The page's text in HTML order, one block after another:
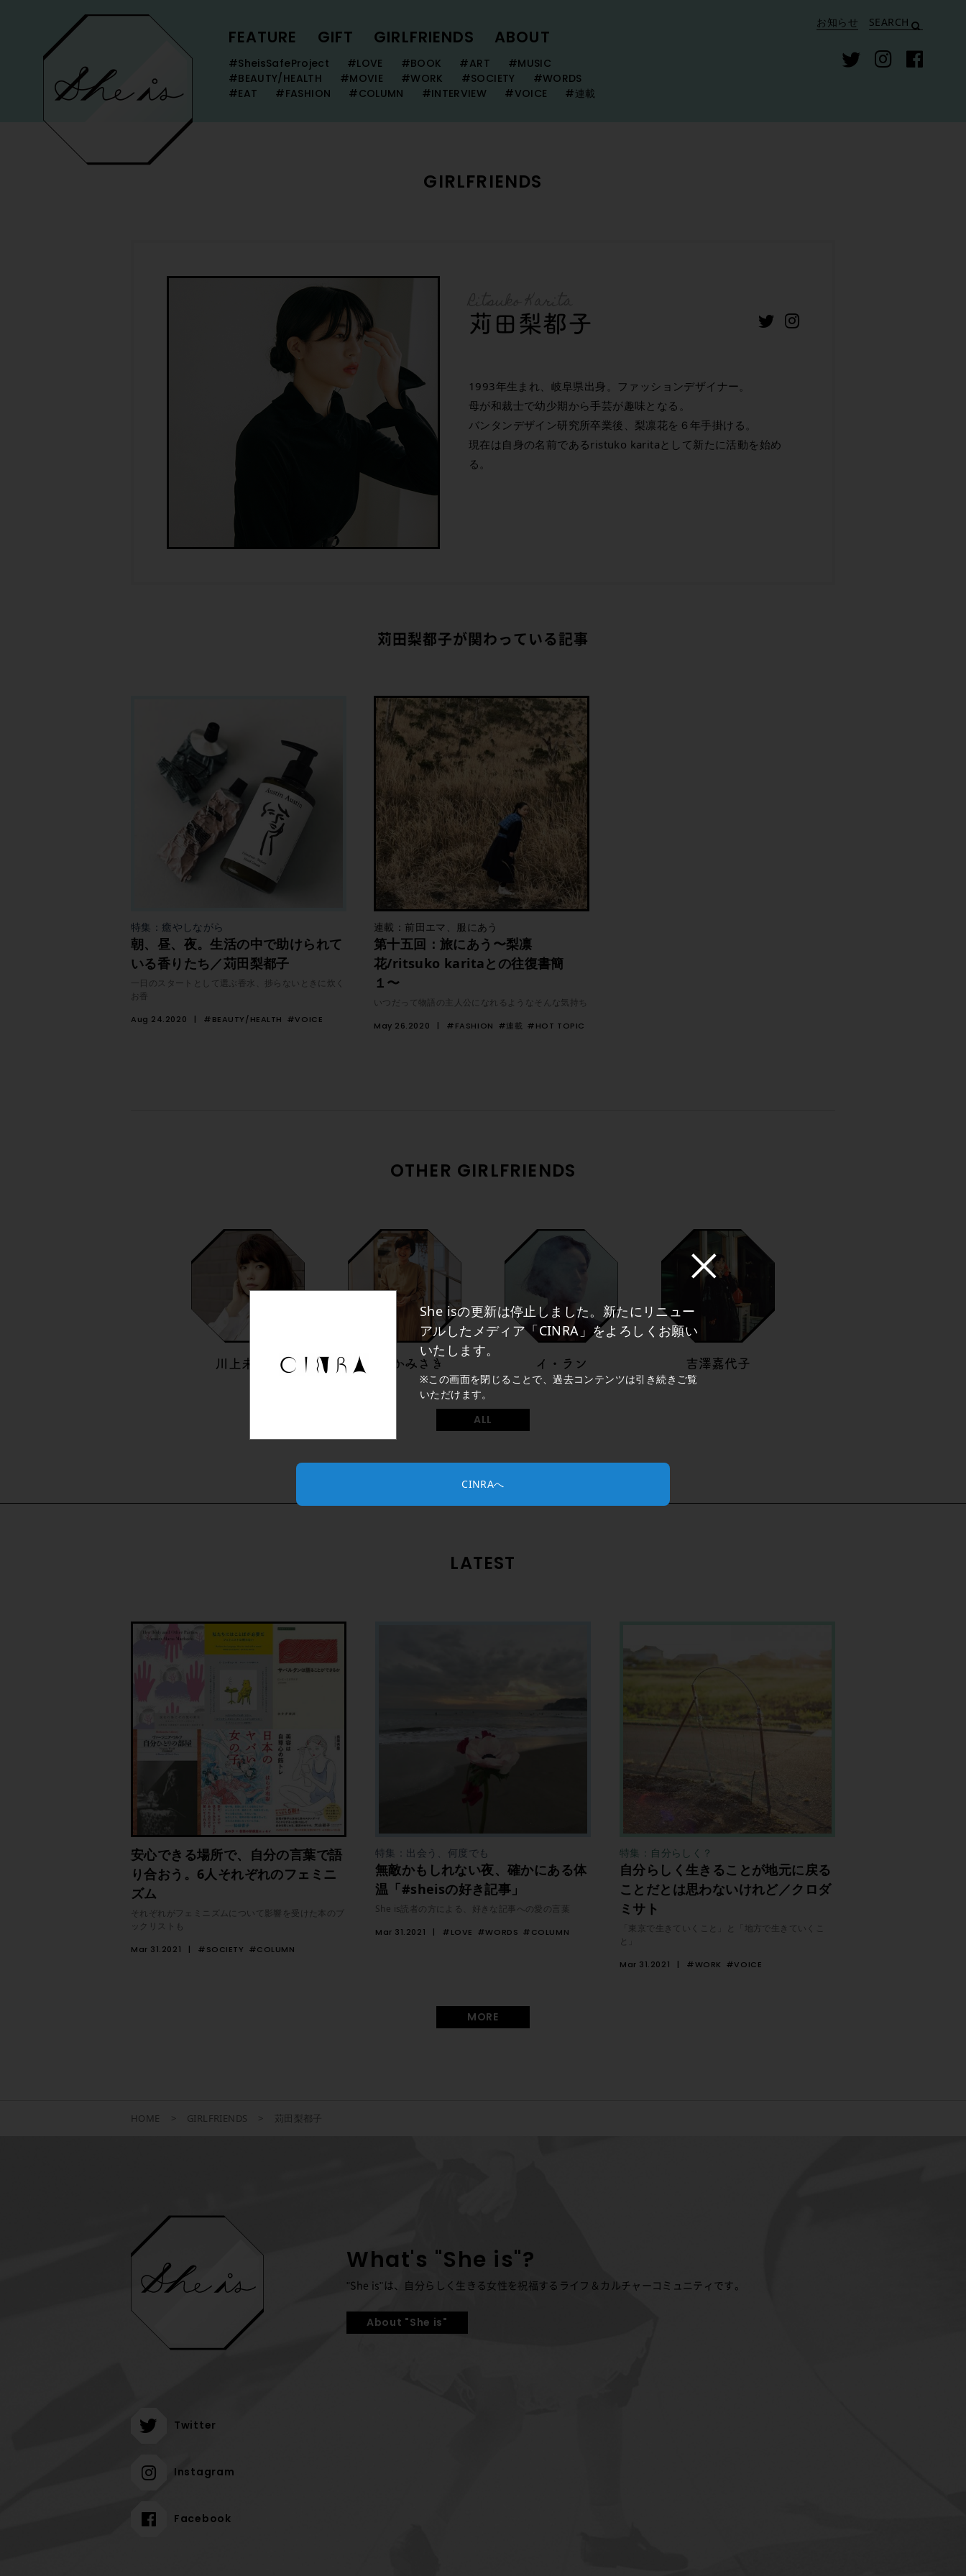
She isの更新は停止しました。新たにリニュー
アルしたメディア「CINRA」をよろしくお願い
いたします。
※この画面を閉じることで、過去コンテンツは引き続きご覧
いただけます。
CINRAへ
FEATURE GIFT GIRLFRIENDS ABOUT
#SheisSafeProject #LOVE #BOOK #ART
#MUSIC
#BEAUTY/HEALTH
#MOVIE #WORK #SOCIETY
#WORDS
#EAT
#FASHION #COLUMN #INTERVIEW #VOICE #連載
お知らせ SEARCH
GIRLFRIENDS
苅田梨都子
1993年生まれ、岐阜県出身。ファッションデザイナー。
母が和裁士で幼少期から手芸が趣味となる。
バンタンデザイン研究所卒業後、梨凛花を６年手掛ける。
現在は自身の名前であるristuko karitaとして新たに活動を始め
る。
苅田梨都子が関わっている記事
特集：癒やしながら
朝、昼、夜。生活の中で助けられて
いる香りたち／苅田梨都子
一日のスタートとして選ぶ香水、捗らないときに炊く
お香
Aug 24.2020 #BEAUTY/HEALTH #VOICE
連載：前田エマ、服にあう
第十五回：旅にあう〜梨凛
花/ritsuko karitaとの往復書簡
１〜
いつだって物語の主人公になれるようなそんな気持ち
May 26.2020 #FASHION #連載 #HOT TOPIC
OTHER GIRLFRIENDS
川上未映子 たなかみさき イ・ラン 吉澤嘉代子
ALL
LATEST
安心できる場所で、自分の言葉で語
り合おう。6人それぞれのフェミニ
ズム
それぞれがフェミニズムについて影響を受けた本のブ
ックリストも
Mar 31.2021 #SOCIETY #COLUMN
特集：出会う、何度でも
無敵かもしれない夜、確かにある体
温「#sheisの好き記事」
She is読者の方による、好きな記事への愛の言葉
Mar 31.2021 #LOVE #WORDS #COLUMN
特集：自分らしく？
自分らしく生きることが地元に戻る
ことだとは思わないけれど／クロダ
ミサト
「東京で生きていくこと」と「地方で生きていくこ
と」
Mar 31.2021 #WORK #VOICE
MORE
HOME GIRLFRIENDS 苅田梨都子
Twitter
Instagram
Facebook
What's "She is"?
"She is"は、自分らしく生きる女性を祝福する ライフ＆カルチャーコミュニティです。
About "She is"